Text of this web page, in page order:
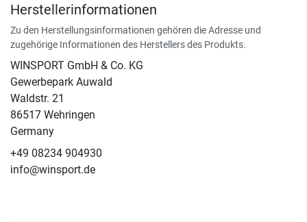
Herstellerinformationen
Zu den Herstellungsinformationen gehören die Adresse und
zugehörige Informationen des Herstellers des Produkts.
WINSPORT GmbH & Co. KG
Gewerbepark Auwald
Waldstr. 21
86517 Wehringen
Germany
+49 08234 904930
info@winsport.de